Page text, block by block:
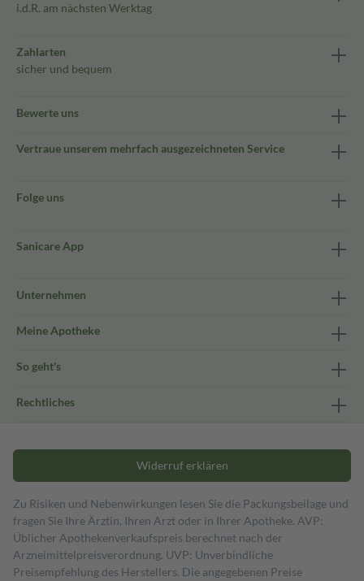
i.d.R. am nächsten Werktag
Zahlarten
sicher und bequem
Bewerte uns
Vertraue unserem mehrfach ausgezeichneten Service
Folge uns
Sanicare App
Unternehmen
Meine Apotheke
So geht's
Rechtliches
Widerruf erklären
Zu Risiken und Nebenwirkungen lesen Sie die Packungsbeilage und
fragen Sie Ihre Ärztin, Ihren Arzt oder in Ihrer Apotheke. AVP:
Üblicher Apothekenverkaufspreis berechnet nach der
Arzneimittelpreisverordnung. UVP: Unverbindliche
Preisempfehlung des Herstellers. Die angegebenen Preise